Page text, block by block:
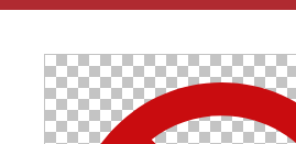
Pictogrammen
Zelfklevende afbeeldingen